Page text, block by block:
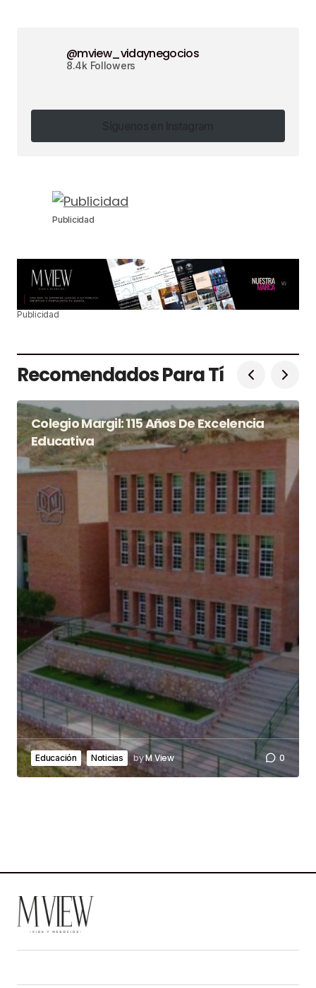
@mview_vidaynegocios
8.4k Followers
Síguenos en Instagram
Publicidad
Publicidad
Recomendados Para Tí
Colegio Margil: 115 Años De Excelencia
Educativa
Educación Noticias byM View 0